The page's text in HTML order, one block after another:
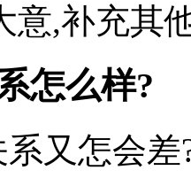
意,补充其
怎么样?
又怎会